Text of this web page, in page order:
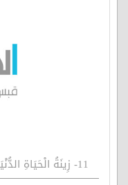
11- زِينَةُ الْحَيَاةِ الدُّنْيَا